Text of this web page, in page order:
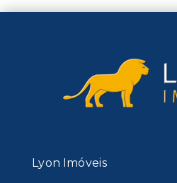
Lyon Imóveis